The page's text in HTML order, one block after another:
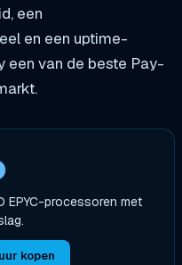
een
en een uptime-
een van de beste Pay-
EPYC-processoren met
kopen